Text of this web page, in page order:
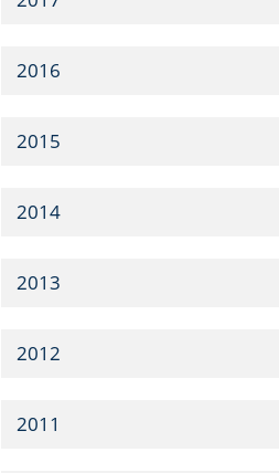
2016
2015
2014
2013
2012
2011